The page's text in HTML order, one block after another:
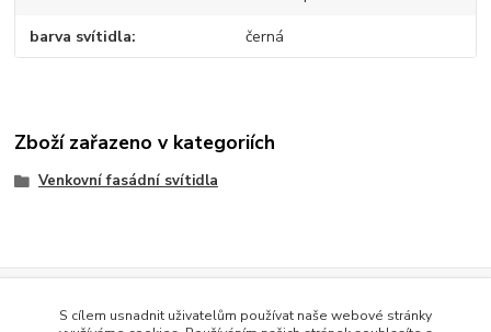
barva svítidla černá
Zboží zařazeno v kategoriích
Venkovní fasádní svítidla
Podle zákona o evidenci tržeb je prodávající povinen vystavit
S cílem usnadnit uživatelům používat naše webové stránky